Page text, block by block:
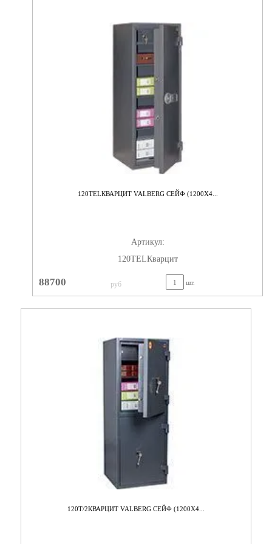
120TELКВАРЦИТ VALBERG СЕЙФ (1200X4...
Артикул:
120TELКварцит
88700 руб шт.
120T/2КВАРЦИТ VALBERG СЕЙФ (1200X4...